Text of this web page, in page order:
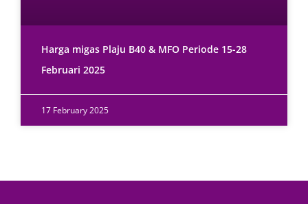
Harga migas Plaju B40 & MFO Periode 15-28
Februari 2025
17 February 2025